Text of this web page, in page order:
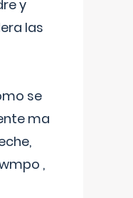
y
las
se
ma
,